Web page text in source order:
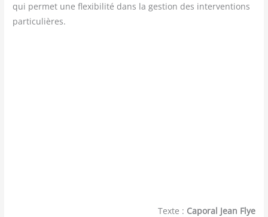
qui per­met une flexi­bi­li­té dans la ges­tion des inter­ven­tions
particulières.
Texte : Caporal Jean Flye